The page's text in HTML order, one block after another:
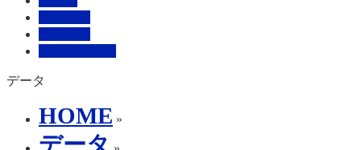
データ
HOME »
データ